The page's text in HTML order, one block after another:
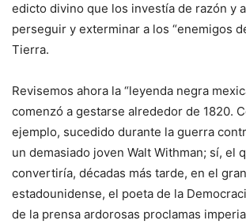
edicto divino que los investía de razón y
perseguir y exterminar a los “enemigos
Tierra.
Revisemos ahora la “leyenda negra
comenzó a gestarse alrededor de 1820.
ejemplo, sucedido durante la guerra
un demasiado joven Walt Withman; sí, el
convertiría, décadas más tarde, en el
estadounidense, el poeta de la
de la prensa ardorosas proclamas